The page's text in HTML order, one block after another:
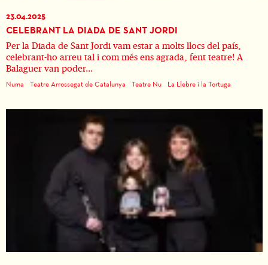
23.04.2025
CELEBRANT LA DIADA DE SANT JORDI
Per la Diada de Sant Jordi vam estar a molts llocs del país,
celebrant-ho arreu tal i com més ens agrada, fent teatre! A
Balaguer van poder...
Numa Teatre Arrossegat de Catalunya Teatre Nu La Llebre i la Tortuga